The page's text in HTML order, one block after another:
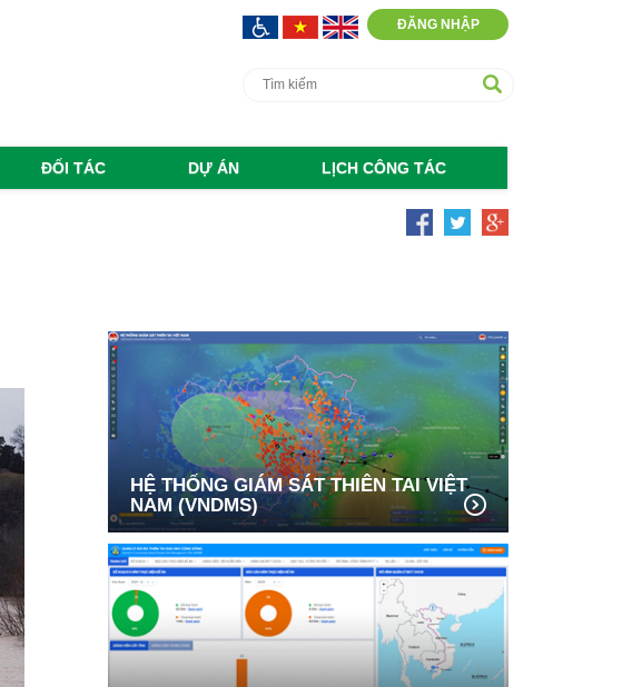
ĐĂNG NHẬP
ĐỐI TÁC DỰ ÁN LỊCH CÔNG TÁC
HỆ THỐNG GIÁM SÁT THIÊN TAI VIỆT
NAM (VNDMS)